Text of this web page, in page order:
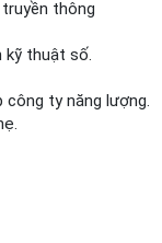
truyền thông
kỹ thuật số.
công ty năng lượng.